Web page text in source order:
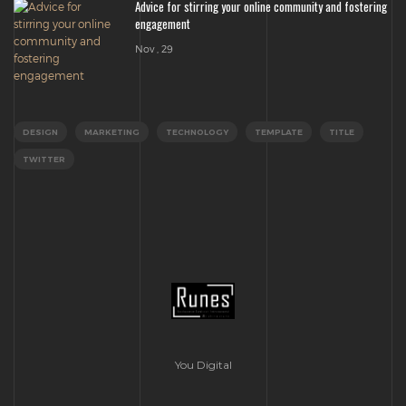
Advice for stirring your online community and fostering
engagement
Nov , 29
DESIGN MARKETING TECHNOLOGY TEMPLATE TITLE
TWITTER
You Digital